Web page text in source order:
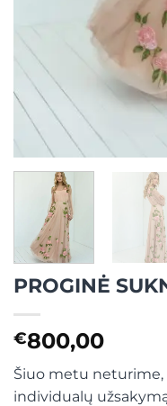
PROGINĖ
€800,00
Šiuo metu
individualų